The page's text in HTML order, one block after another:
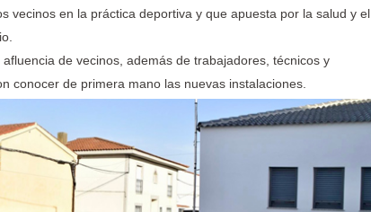
vecinos en la práctica deportiva y que apuesta por la salud y el
de vecinos, además de trabajadores, técnicos y
conocer de primera mano las nuevas instalaciones.